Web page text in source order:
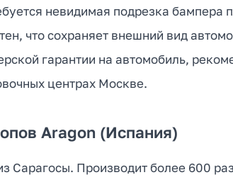
невидимая подрезка бампера
что сохраняет внешний вид
гарантии на автомобиль,
центрах Москве.
Aragon (Испания)
Сарагосы. Производит более 600